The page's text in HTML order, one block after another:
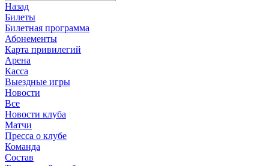
Назад
Билеты
Билетная программа
Абонементы
Карта привилегий
Арена
Касса
Выездные игры
Новости
Все
Новости клуба
Матчи
Пресса о клубе
Команда
Состав